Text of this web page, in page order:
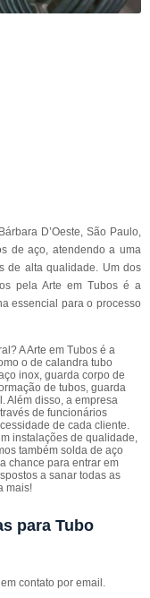
D’Oeste, São Paulo,
de aço, atendendo a uma
de alta qualidade. Um dos
pela Arte em Tubos é a
essencial para o processo
A Arte em Tubos é a
o de calandra tubo
inox, guarda corpo de
de tubos, guarda
Além disso, a empresa
de funcionários
de cada cliente.
instalações de qualidade,
também solda de aço
chance para entrar em
a sanar todas as
mais!
para Tubo
contato por email.